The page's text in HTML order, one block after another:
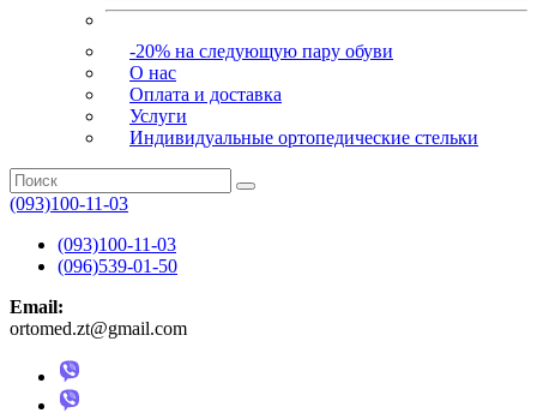
-20% на следующую пару обуви
О нас
Оплата и доставка
Услуги
Индивидуальные ортопедические стельки
(093)100-11-03
(093)100-11-03
(096)539-01-50
Email:
ortomed.zt@gmail.com